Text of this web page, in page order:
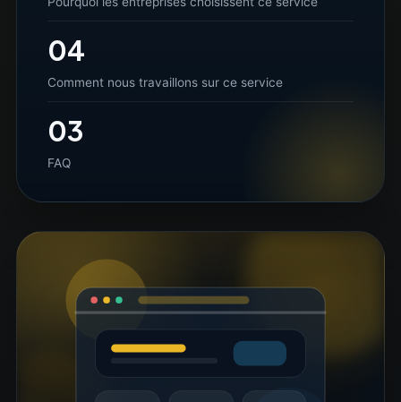
04
Comment nous travaillons sur ce service
03
FAQ